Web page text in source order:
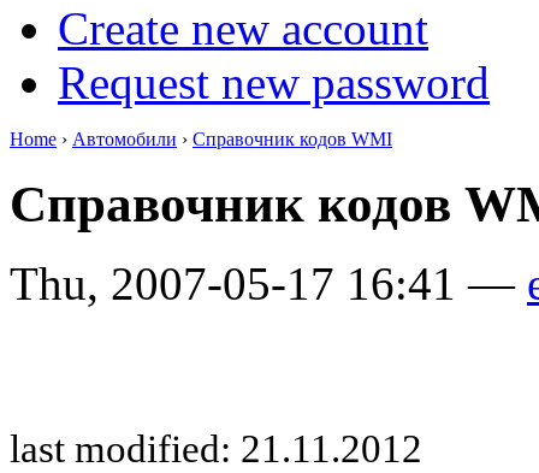
Create new account
Request new password
Home › Автомобили › Справочник кодов WMI
Справочник кодов
Thu, 2007-05-17 16:41 —
last modified: 21.11.2012